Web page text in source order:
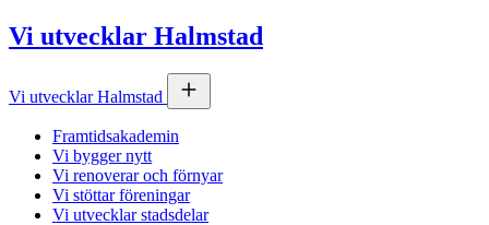
Vi utvecklar Halmstad
Vi utvecklar Halmstad
Framtidsakademin
Vi bygger nytt
Vi renoverar och förnyar
Vi stöttar föreningar
Vi utvecklar stadsdelar